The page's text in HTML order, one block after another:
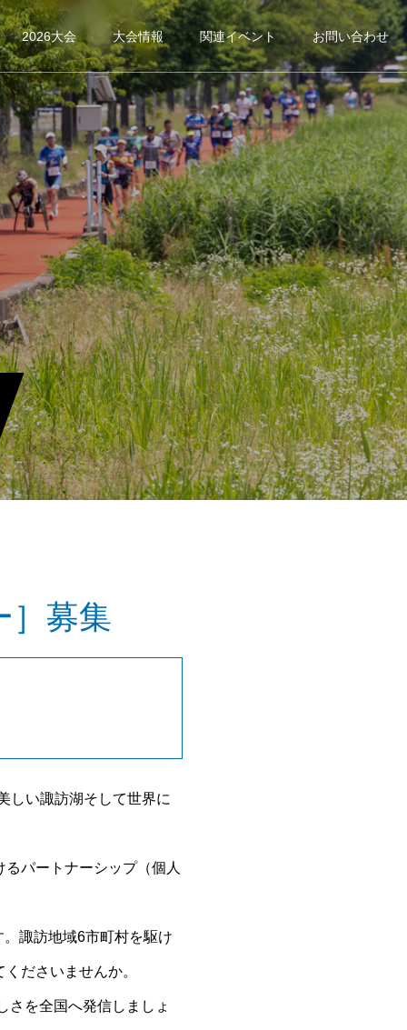
2026大会 大会情報 関連イベント お問い合わせ
］募集
しい諏訪湖そして世界に
パートナーシップ（個人
諏訪地域6市町村を駆け
ださいませんか。
さを全国へ発信しましょ